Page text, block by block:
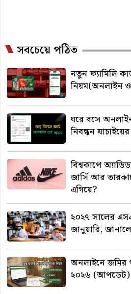
সবচেয়ে পঠিত
নতুন ফ্যামিলি
নিয়ম(অনলাইন
ঘরে বসে
নিবন্ধন
বিশ্বকাপে
জার্সি আর
এগিয়ে?
২০২৭ সালের
জানুয়ারি,
অনলাইনে জমির
২০২৬ (আপডেট)